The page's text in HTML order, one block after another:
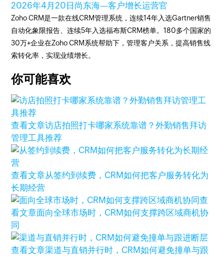
2026年4月20日 尚东海—客户增长运营官
Zoho CRM是一款在线CRM管理系统，连续14年入选Gartner销售
自动化象限报告、连续5年入选福布斯CRM榜单。180多个国家的
30万+企业在Zoho CRM系统帮助下，管理客户关系，提高销售线
索转化率，实现业绩增长。
你可能喜欢
查看文章访店拍照打卡哪家系统靠谱？外勤销售拜访
管理工具推荐
查看文章从签约到续费，CRM如何把客户服务转化为
长期经营
查
看文章面向全球市场时，CRM如何支撑跨区域商机协
同
查看文章渠道与直销并行时，CRM如何避免撞单与跟